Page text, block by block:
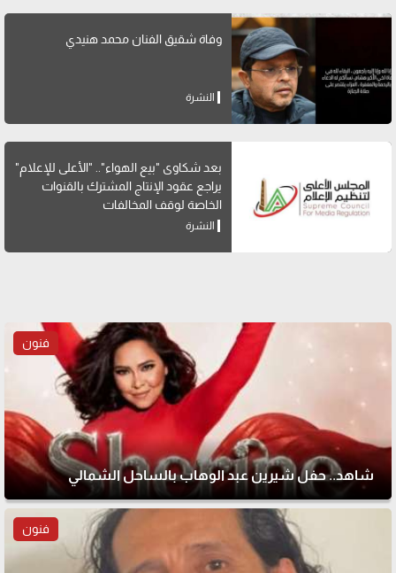
وفاة شقيق الفنان محمد هنيدي
النشرة
بعد شكاوى "بيع الهواء".. "الأعلى للإعلام"
يراجع عقود الإنتاج المشترك بالقنوات
الخاصة لوقف المخالفات
النشرة
فنون
شاهد.. حفل شيرين عبد الوهاب بالساحل الشمالي
فنون